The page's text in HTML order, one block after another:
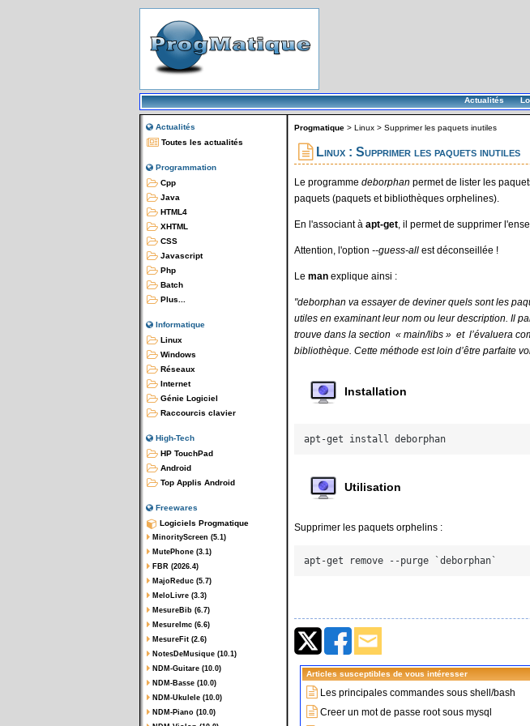
Actualités
Actualités
Toutes les actualités
Programmation
Cpp
Java
HTML4
XHTML
CSS
Javascript
Php
Batch
Plus...
Informatique
Linux
Windows
Réseaux
Internet
Génie Logiciel
Raccourcis clavier
High-Tech
HP TouchPad
Android
Top Applis Android
Freewares
Logiciels Progmatique
MinorityScreen (5.1)
MutePhone (3.1)
FBR (2026.4)
MajoReduc (5.7)
MeloLivre (3.3)
MesureBib (6.7)
MesureImc (6.6)
MesureFit (2.6)
NotesDeMusique (10.1)
NDM-Guitare (10.0)
NDM-Basse (10.0)
NDM-Ukulele (10.0)
NDM-Piano (10.0)
Progmatique > Linux > Supprimer les paquets inutiles
Linux : Supprimer les paquets inutiles
Le programme deborphan permet de lister les
paquets (paquets et bibliothèques orphelines).
En l'associant à apt-get , il permet de supprimer
Attention, l'option --guess-all est déconseillée !
Le man explique ainsi :
"deborphan va essayer de deviner quels sont les
utiles en examinant leur nom ou leur description. Il
trouve dans la section « main/libs » et l’évaluera
bibliothèque. Cette méthode est loin d’être parfaite
Installation
Utilisation
Supprimer les paquets orphelins :
Articles susceptibles de vous intéresser
Les principales commandes sous shell/bash
Creer un mot de passe root sous mysql